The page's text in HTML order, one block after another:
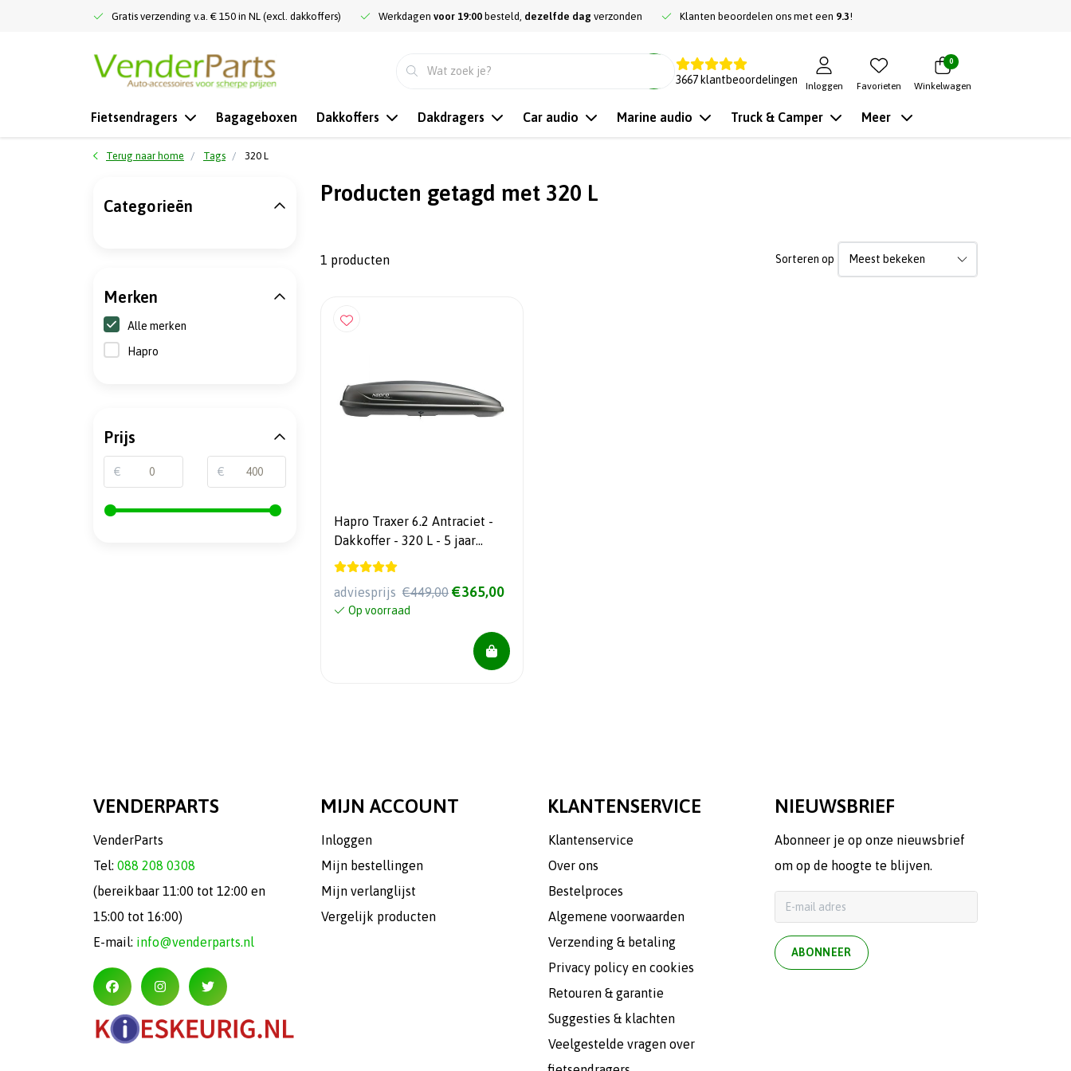
Gratis verzending v.a. € 150 in NL (excl. dakkoffers) Werkdagen voor 19:00 besteld, dezelfde dag verzonden Klanten beoordelen ons met een 9.3!
3667 klantbeoordelingen
Inloggen Favorieten
0
Winkelwagen
Fietsendragers Bagageboxen Dakkoffers Dakdragers Car audio Marine audio Truck & Camper Meer
Terug naar home Tags 320 L
Producten getagd met 320 L
1 producten Sorteren op
Hapro Traxer 6.2 Antraciet -
Dakkoffer - 320 L - 5 jaar
garantie
adviesprijs €449,00 €365,00
Op voorraad
Categorieën
Merken
Alle merken
Hapro
Prijs
€ €
VENDERPARTS
VenderParts
Tel: 088 208 0308
(bereikbaar 11:00 tot 12:00 en
15:00 tot 16:00)
E-mail: info@venderparts.nl
MIJN ACCOUNT
Inloggen
Mijn bestellingen
Mijn verlanglijst
Vergelijk producten
KLANTENSERVICE
Klantenservice
Over ons
Bestelproces
Algemene voorwaarden
Verzending & betaling
Privacy policy en cookies
Retouren & garantie
Suggesties & klachten
Veelgestelde vragen over
NIEUWSBRIEF
Abonneer je op onze nieuwsbrief
om op de hoogte te blijven.
ABONNEER